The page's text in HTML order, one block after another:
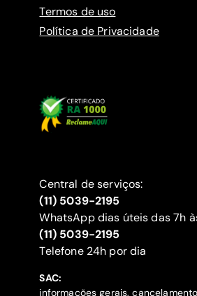
Termos de uso
Política de Privacidade
Central de serviços:
(11) 5039-2195
WhatsApp dias úteis das 7h
(11) 5039-2195
‍Telefone 24h por dia
SAC:
informações gerais,